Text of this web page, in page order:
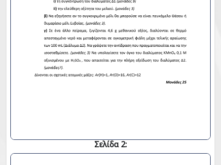
Σελίδα 2: